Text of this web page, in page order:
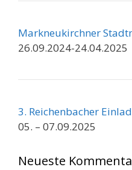
Markneukirchner
26.09.2024-24.04.2025
3. Reichenbacher
05. – 07.09.2025
Neueste